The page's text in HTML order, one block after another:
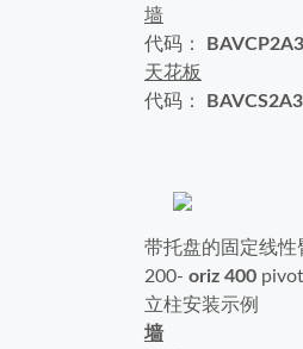
墙
代码：
天花板
代码：
带托盘的固定线性
200- oriz 400 pivot
立柱安装示例
墙